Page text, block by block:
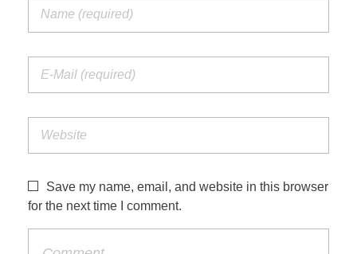
Save my name, email, and website in this browser
for the next time I comment.